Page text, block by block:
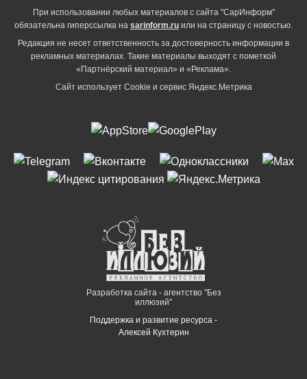
При использовании любых материалов с сайта "СарИнформ"
обязательна гиперссылка на sarinform.ru или на страницу с новостью.
Редакция не несет ответственность за достоверность информации в
рекламных материалах. Такие материалы выходят с пометкой
«Партнёрский материал» и «Реклама».
Сайт использует Cookie и сервиc Яндекс.Метрика
Разработка сайта - агентство "Без
иллюзий"
Поддержка и развитие ресурса -
Алексей Кухтерин